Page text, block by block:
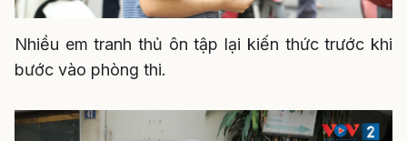
Nhiều em tranh thủ ôn tập lại kiến thức trước khi
bước vào phòng thi.